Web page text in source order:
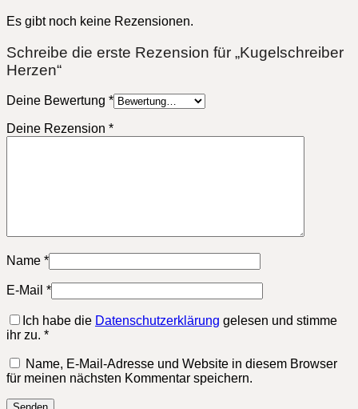
Es gibt noch keine Rezensionen.
Schreibe die erste Rezension für „Kugelschreiber
Herzen“
Deine Bewertung *
Deine Rezension *
Name *
E-Mail *
Ich habe die Datenschutzerklärung gelesen und stimme
ihr zu. *
Name, E-Mail-Adresse und Website in diesem Browser
für meinen nächsten Kommentar speichern.